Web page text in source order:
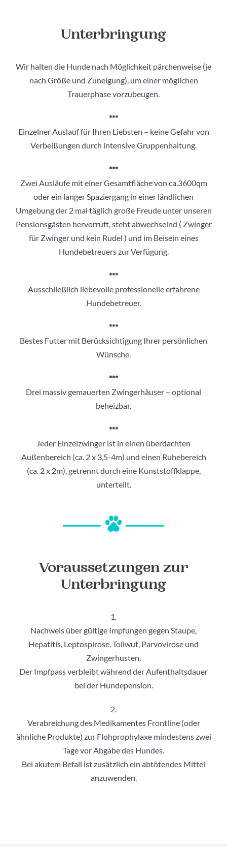
Unterbringung
Wir halten die Hunde nach Möglichkeit pärchenweise (je
nach Größe und Zuneigung), um einer möglichen
Trauerphase vorzubeugen.
***
Einzelner Auslauf für Ihren Liebsten – keine Gefahr von
Verbeißungen durch intensive Gruppenhaltung.
***
Zwei Ausläufe mit einer Gesamtfläche von ca.3600qm
oder ein langer Spaziergang in einer ländlichen
Umgebung der 2 mal täglich große Freude unter unseren
Pensionsgästen hervorruft, steht abwechselnd ( Zwinger
für Zwinger und kein Rudel ) und im Beisein eines
Hundebetreuers zur Verfügung.
***
Ausschließlich liebevolle professionelle erfahrene
Hundebetreuer.
***
Bestes Futter mit Berücksichtigung Ihrer persönlichen
Wünsche.
***
Drei massiv gemauerten Zwingerhäuser – optional
beheizbar.
***
Jeder Einzelzwinger ist in einen überdachten
Außenbereich (ca. 2 x 3,5-4m) und einen Ruhebereich
(ca. 2 x 2m), getrennt durch eine Kunststoffklappe,
unterteilt.
Voraussetzungen zur
Unterbringung
1.
Nachweis über gültige Impfungen gegen Staupe,
Hepatitis, Leptospirose, Tollwut, Parvovirose und
Zwingerhusten.
Der Impfpass verbleibt während der Aufenthaltsdauer
bei der Hundepension.
2.
Verabreichung des Medikamentes Frontline (oder
ähnliche Produkte) zur Flohprophylaxe mindestens zwei
Tage vor Abgabe des Hundes.
Bei akutem Befall ist zusätzlich ein abtötendes Mittel
anzuwenden.